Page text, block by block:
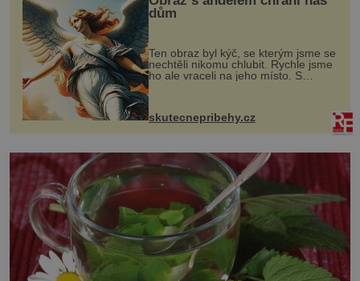
dům
Ten obraz byl kýč, se kterým jsme se
nechtěli nikomu chlubit. Rychle jsme
ho ale vraceli na jeho místo. S
manželem Vaškem jsme si pořídili
chaloupku, takový domek na severu
Čech, kde jsme si naplánova...
skutecnepribehy.cz